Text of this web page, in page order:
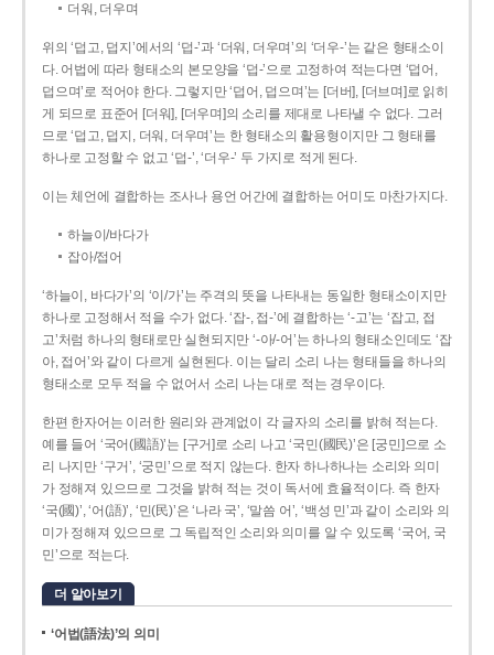
더워, 더우며
위의 ‘덥고, 덥지’에서의 ‘덥-­’과 ‘더워, 더우며’의 ‘더우-­’는 같은 형태소이
다. 어법에 따라 형태소의 본모양을 ‘덥-­’으로 고정하여 적는다면 ‘덥어,
덥으며’로 적어야 한다. 그렇지만 ‘덥어, 덥으며’는 [더버], [더브며]로 읽히
게 되므로 표준어 [더워], [더우며]의 소리를 제대로 나타낼 수 없다. 그러
므로 ‘덥고, 덥지, 더워, 더우며’는 한 형태소의 활용형이지만 그 형태를
하나로 고정할 수 없고 ‘덥-’, ‘더우-’ 두 가지로 적게 된다.
이는 체언에 결합하는 조사나 용언 어간에 결합하는 어미도 마찬가지다.
하늘이/바다가
잡아/접어
‘하늘이, 바다가’의 ‘이/가’는 주격의 뜻을 나타내는 동일한 형태소이지만
하나로 고정해서 적을 수가 없다. ‘잡-, 접-’에 결합하는 ‘-고’는 ‘잡고, 접
고’처럼 하나의 형태로만 실현되지만 ‘-아/-어’는 하나의 형태소인데도 ‘잡
아, 접어’와 같이 다르게 실현된다. 이는 달리 소리 나는 형태들을 하나의
형태소로 모두 적을 수 없어서 소리 나는 대로 적는 경우이다.
한편 한자어는 이러한 원리와 관계없이 각 글자의 소리를 밝혀 적는다.
예를 들어 ‘국어(國語)’는 [구거]로 소리 나고 ‘국민(國民)’은 [궁민]으로 소
리 나지만 ‘구거’, ‘궁민’으로 적지 않는다. 한자 하나하나는 소리와 의미
가 정해져 있으므로 그것을 밝혀 적는 것이 독서에 효율적이다. 즉 한자
‘국(國)’, ‘어(語)’, ‘민(民)’은 ‘나라 국’, ‘말씀 어’, ‘백성 민’과 같이 소리와 의
미가 정해져 있으므로 그 독립적인 소리와 의미를 알 수 있도록 ‘국어, 국
민’으로 적는다.
더 알아보기
‘어법(語法)’의 의미